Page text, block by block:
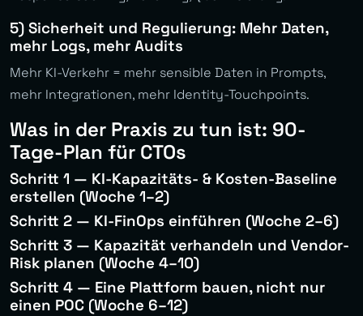
5) Sicherheit und Regulierung: Mehr Daten,
mehr Logs, mehr Audits
Mehr KI-Verkehr = mehr sensible Daten in Prompts,
mehr Integrationen, mehr Identity-Touchpoints.
Was in der Praxis zu tun ist: 90-
Tage-Plan für CTOs
Schritt 1 — KI-Kapazitäts- & Kosten-Baseline
erstellen (Woche 1–2)
Schritt 2 — KI-FinOps einführen (Woche 2–6)
Schritt 3 — Kapazität verhandeln und Vendor-
Risk planen (Woche 4–10)
Schritt 4 — Eine Plattform bauen, nicht nur
einen POC (Woche 6–12)